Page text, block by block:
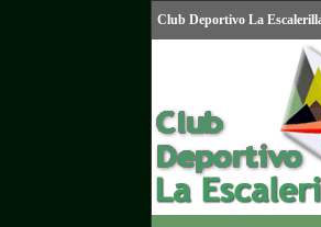
Club Deportivo La